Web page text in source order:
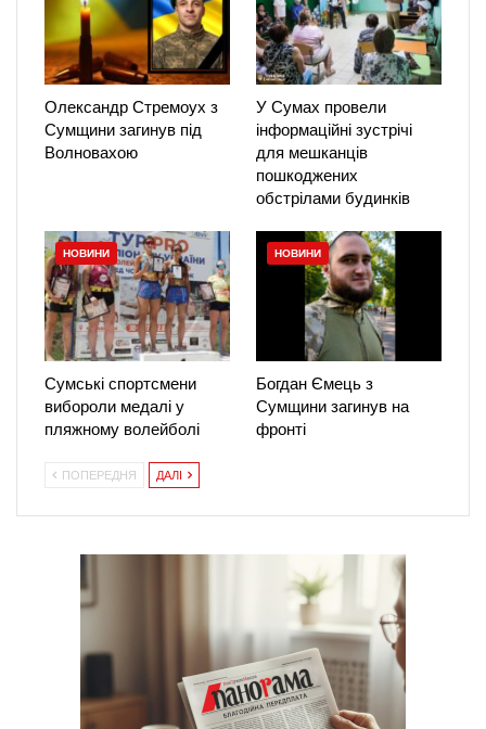
Олександр Стремоух з
Сумщини загинув під
Волновахою
У Сумах провели
інформаційні зустрічі
для мешканців
пошкоджених
обстрілами будинків
НОВИНИ
Сумські спортсмени
вибороли медалі у
пляжному волейболі
НОВИНИ
Богдан Ємець з
Сумщини загинув на
фронті
ПОПЕРЕДНЯ ДАЛІ